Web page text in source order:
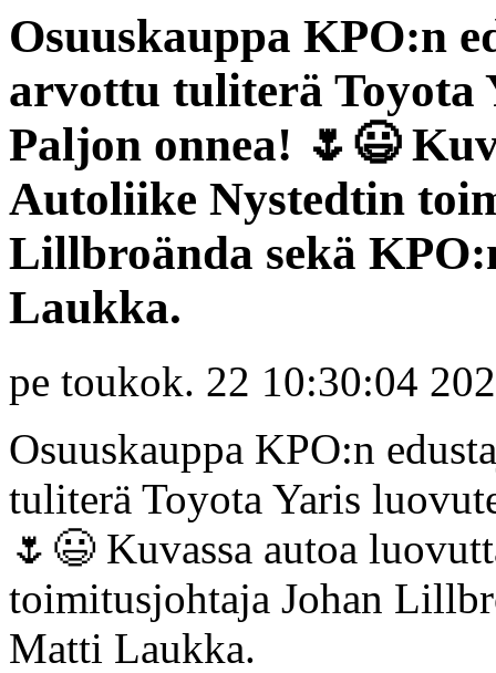
Osuuskauppa KPO:n
arvottu tuliterä Toyota
Paljon onnea! 🌷😃
Autoliike Nystedtin
Lillbroända sekä
Laukka.
pe toukok. 22 10:30:04
Osuuskauppa KPO:n
tuliterä Toyota Yaris
🌷😃 Kuvassa autoa
toimitusjohtaja Johan
Matti Laukka.